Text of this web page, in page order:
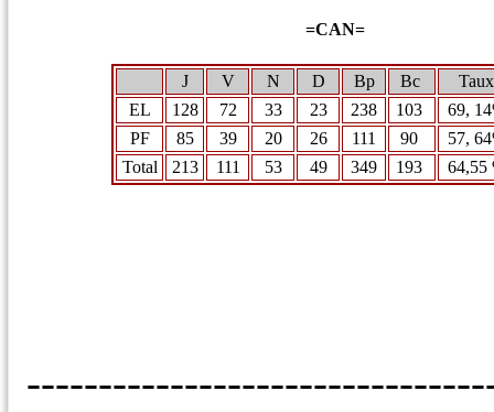
=CAN=
J V N D Bp Bc
Taux
EL
128 72 33 23 238 103
69,
PF
85 39 20 26 111 90
57,
Total
213 111 53 49 349 193 64,55